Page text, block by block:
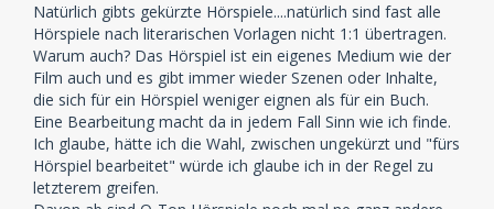
Natürlich gibts gekürzte Hörspiele....natürlich sind fast alle
Hörspiele nach literarischen Vorlagen nicht 1:1 übertragen.
Warum auch? Das Hörspiel ist ein eigenes Medium wie der
Film auch und es gibt immer wieder Szenen oder Inhalte,
die sich für ein Hörspiel weniger eignen als für ein Buch.
Eine Bearbeitung macht da in jedem Fall Sinn wie ich finde.
Ich glaube, hätte ich die Wahl, zwischen ungekürzt und "fürs
Hörspiel bearbeitet" würde ich glaube ich in der Regel zu
letzterem greifen.